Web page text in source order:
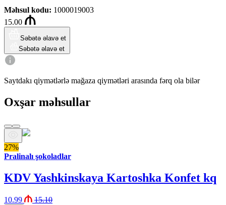
Məhsul kodu: 1000019003
15.00
Səbətə əlavə et
Səbətə əlavə et
Saytdakı qiymətlərlə mağaza qiymətləri arasında fərq ola bilər
Oxşar məhsullar
27%
Pralinalı şokoladlar
KDV Yashkinskaya Kartoshka Konfet kq
10.99 15.10